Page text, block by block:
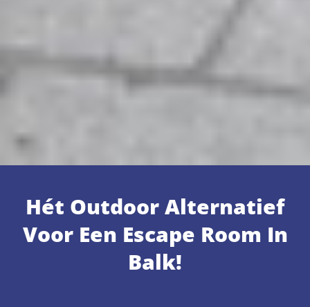
Hét Outdoor Alternatief
Voor Een Escape Room In
Balk!